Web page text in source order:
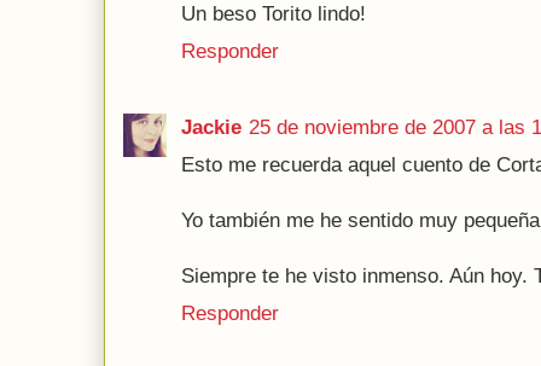
Un beso Torito lindo!
Responder
Jackie 25 de noviembre de 2007 a las
Esto me recuerda aquel cuento de
Yo también me he sentido muy
Siempre te he visto inmenso. Aún hoy.
Responder